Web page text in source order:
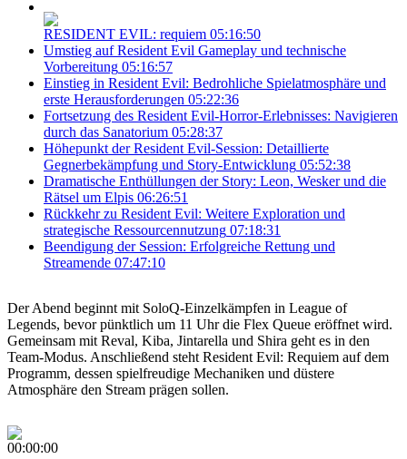
RESIDENT EVIL: requiem 05:16:50
Umstieg auf Resident Evil Gameplay und technische
Vorbereitung 05:16:57
Einstieg in Resident Evil: Bedrohliche Spielatmosphäre und
erste Herausforderungen 05:22:36
Fortsetzung des Resident Evil-Horror-Erlebnisses: Navigieren
durch das Sanatorium 05:28:37
Höhepunkt der Resident Evil-Session: Detaillierte
Gegnerbekämpfung und Story-Entwicklung 05:52:38
Dramatische Enthüllungen der Story: Leon, Wesker und die
Rätsel um Elpis 06:26:51
Rückkehr zu Resident Evil: Weitere Exploration und
strategische Ressourcennutzung 07:18:31
Beendigung der Session: Erfolgreiche Rettung und
Streamende 07:47:10
Der Abend beginnt mit SoloQ-Einzelkämpfen in League of
Legends, bevor pünktlich um 11 Uhr die Flex Queue eröffnet wird.
Gemeinsam mit Reval, Kiba, Jintarella und Shira geht es in den
Team-Modus. Anschließend steht Resident Evil: Requiem auf dem
Programm, dessen spielfreudige Mechaniken und düstere
Atmosphäre den Stream prägen sollen.
00:00:00